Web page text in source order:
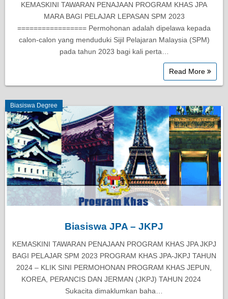
KEMASKINI TAWARAN PENAJAAN PROGRAM KHAS JPA
MARA BAGI PELAJAR LEPASAN SPM 2023
================= Permohonan adalah dipelawa kepada
calon-calon yang menduduki Sijil Pelajaran Malaysia (SPM)
pada tahun 2023 bagi kali perta…
Read More
Biasiswa Degree
Biasiswa JPA – JKPJ
KEMASKINI TAWARAN PENAJAAN PROGRAM KHAS JPA JKPJ
BAGI PELAJAR SPM 2023 PROGRAM KHAS JPA-JKPJ TAHUN
2024 – KLIK SINI PERMOHONAN PROGRAM KHAS JEPUN,
KOREA, PERANCIS DAN JERMAN (JKPJ) TAHUN 2024
Sukacita dimaklumkan baha…